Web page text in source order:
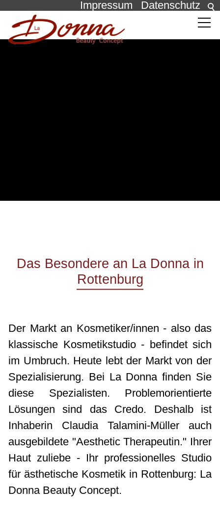
Datenschutz
Impressum
Das Besondere an La Donna in
Rottenburg
Der Markt an Kosmetiker/innen - also das
klassische Kosmetikstudio - befindet sich
im Umbruch. Heute lebt der Markt von der
Spezialisierung. Bei La Donna finden Sie
diese Spezialisten. Problemorientierte
Lösungen sind das Credo. Deshalb ist
Inhaberin Claudia Talamini-Müller auch
ausgebildete "Aesthetic Therapeutin." Ihrer
Haut zuliebe - Ihr professionelles Studio
für ästhetische Kosmetik in Rottenburg: La
Donna Beauty Concept.